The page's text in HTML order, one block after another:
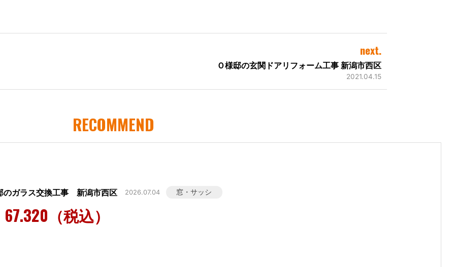
next.
Ｏ様邸の玄関ドアリフォーム工事 新潟市西区
2021.04.15
RECOMMEND
のガラス交換工事 新潟市西区 2026.07.04 窓・サッシ
67.320（税込）